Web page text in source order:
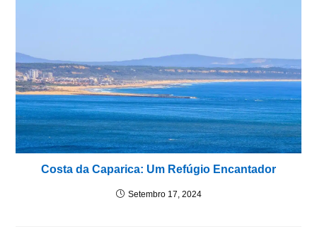
Costa da Caparica: Um Refúgio Encantador
Setembro 17, 2024